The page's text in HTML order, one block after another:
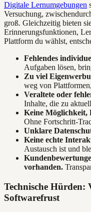
Digitale Lernumgebungen
Versuchung,
groß. Gleichzeitig bieten
Erinnerungsfunktionen,
Plattform du wählst,
Fehlendes
Aufgaben lösen,
Zu viel
weg von
Veraltete oder
Inhalte, die zu
Keine Möglichkeit,
Ohne Fortschritt-
Unklare
Keine echte
Austausch ist und
vorhanden.
Technische Hürden:
Softwarefrust